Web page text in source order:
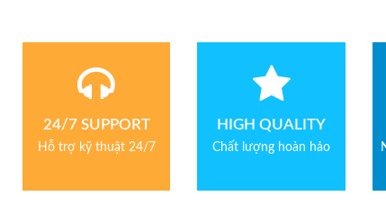
24/7 SUPPORT
Hỗ trợ kỹ thuật 24/7
HIGH QUALITY
Chất lượng hoàn hảo